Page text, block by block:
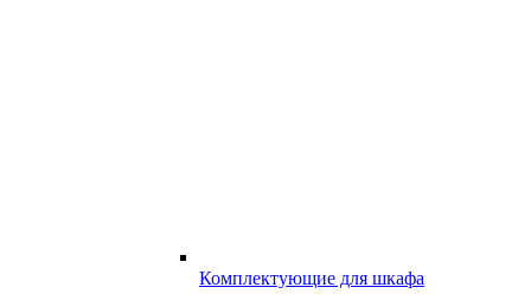
Комплектующие для шкафа